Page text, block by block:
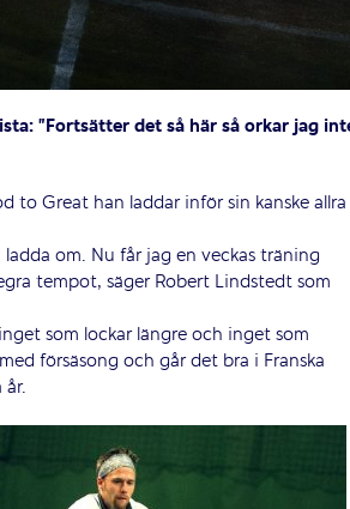
”Fortsätter det så här så orkar jag
to Great han laddar inför sin kanske allra
om. Nu får jag en veckas träning
tempot, säger Robert Lindstedt som
som lockar längre och inget som
försäsong och går det bra i Franska